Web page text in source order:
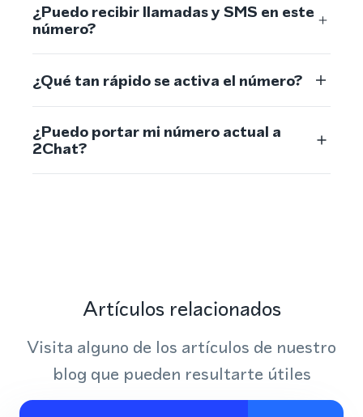
¿Puedo recibir llamadas y SMS en este
número?
¿Qué tan rápido se activa el número?
¿Puedo portar mi número actual a
2Chat?
Artículos relacionados
Visita alguno de los artículos de nuestro
blog que pueden resultarte útiles